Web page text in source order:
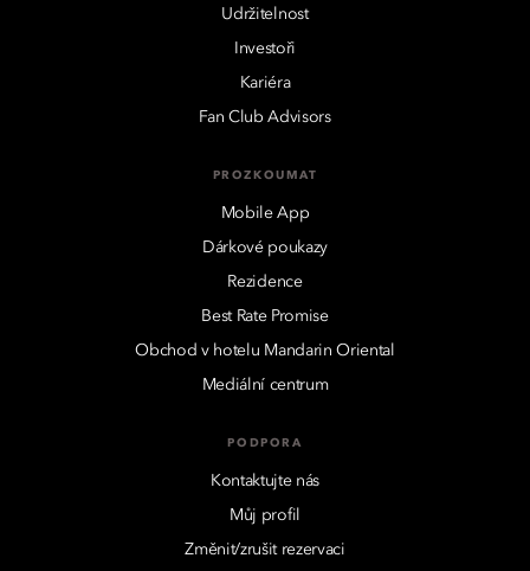
Udržitelnost
Investoři
Kariéra
Fan Club Advisors
PROZKOUMAT
Mobile App
Dárkové poukazy
Rezidence
Best Rate Promise
Obchod v hotelu Mandarin Oriental
Mediální centrum
PODPORA
Kontaktujte nás
Můj profil
Změnit/zrušit rezervaci